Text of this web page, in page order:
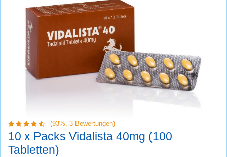
(93%, 3 Bewertungen)
10 x Packs Vidalista 40mg (100
Tabletten)